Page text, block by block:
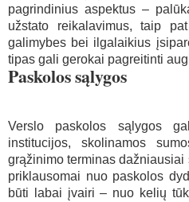
pagrindinius aspektus –
užstato reikalavimus, taip
galimybes bei ilgalaikius
tipas gali gerokai pagreitinti
Paskolos sąlygos
Verslo paskolos sąlygos
institucijos, skolinamos
grąžinimo terminas
priklausomai nuo paskolos
būti labai įvairi – nuo kelių